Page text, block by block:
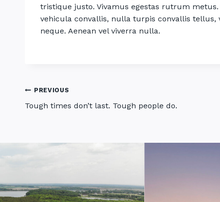
tristique justo. Vivamus egestas rutrum
vehicula convallis, nulla turpis convallis tellus,
neque. Aenean vel viverra nulla.
Post
PREVIOUS
Tough times don’t last. Tough people do.